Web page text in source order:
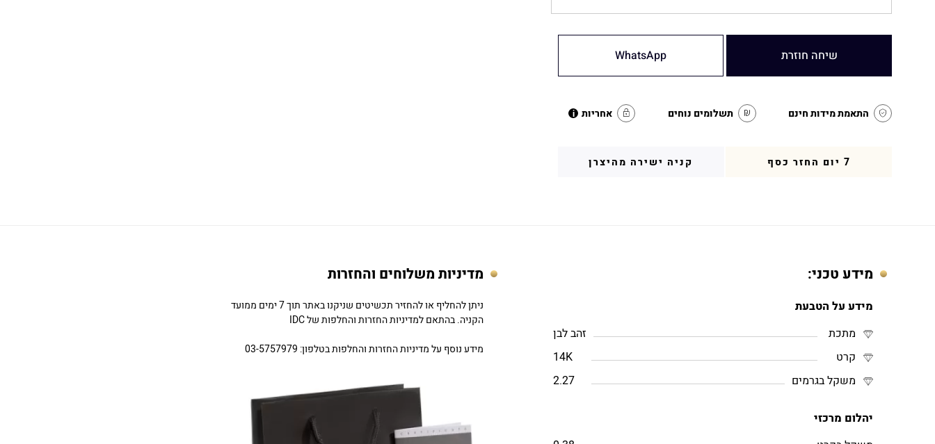
שיחה חוזרת WhatsApp
התאמת מידות חינם תשלומים נוחים אחריות i
7 יום החזר כסף קניה ישירה מהיצרן
מידע טכני:
מידע על הטבעת
מתכת
זהב לבן
קרט
14K
משקל בגרמים
2.27
יהלום מרכזי
מדיניות משלוחים והחזרות
ניתן להחליף או להחזיר תכשיטים שניקנו באתר תוך 7 ימים ממועד
הקניה. בהתאם למדיניות החזרות והחלפות של IDC
מידע נוסף על מדיניות החזרות והחלפות בטלפון: 03-5757979